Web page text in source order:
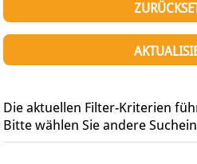
Die aktuellen Filter-Kriterien
Bitte wählen Sie andere